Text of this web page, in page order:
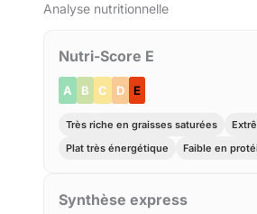
Analyse nutritionnelle
Nutri-Score E
A B C D E
Très riche en graisses saturées
Plat très énergétique
Faible en
Synthèse express